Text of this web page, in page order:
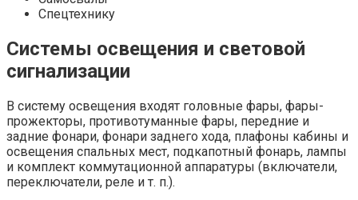
Спецтехнику
Системы освещения и световой
сигнализации
В систему освещения входят головные фары, фары-
прожекторы, противотуманные фары, передние и
задние фонари, фонари заднего хода, плафоны кабины и
освещения спальных мест, подкапотный фонарь, лампы
и комплект коммутационной аппаратуры (включатели,
переключатели, реле и т. п.).